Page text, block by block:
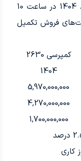
خودرو دیزل، از روز سه‌شنبه 20 خرداد 1404 در ساعت 10
فروش تکمیل
کمپرسی 2630
1404
5,970,000,000
4,270,000,000
1,700,000,000